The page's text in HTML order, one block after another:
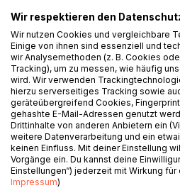
Nach den Büchern
Kurzgeschichten
wieder treu
Fiktion, Liebe,
Und genau wie
Geschichten
WEITERE
Wir respektieren den
Wir nutzen Cookies und vergleichbare
Einige von ihnen sind essenziell und
wir Analysemethoden (z. B. Cookies
Tracking), um zu messen, wie häufig
wird. Wir verwenden
hierzu serverseitiges Tracking sowie
geräteübergreifend Cookies,
gehashte E-Mail-Adressen genutzt
Drittinhalte von anderen Anbietern ein
weitere Datenverarbeitung und ein
keinen Einfluss. Mit deiner Einstellung
Vorgänge ein. Du kannst deine
Einstellungen“) jederzeit mit Wirkung
Impressum)